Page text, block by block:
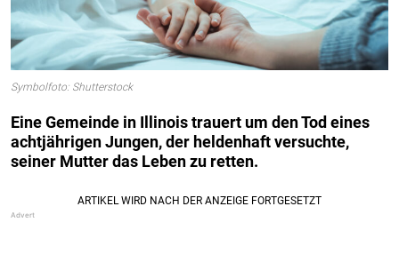
Symbolfoto: Shutterstock
Eine Gemeinde in Illinois trauert um den Tod eines
achtjährigen Jungen, der heldenhaft versuchte,
seiner Mutter das Leben zu retten.